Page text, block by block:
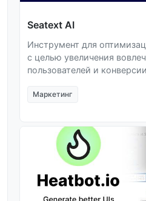
Seatext AI
Инструмент для
с целью увеличения
пользователей и
Маркетинг